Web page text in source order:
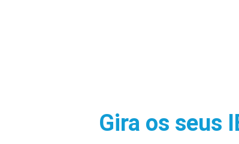
Gira os seus